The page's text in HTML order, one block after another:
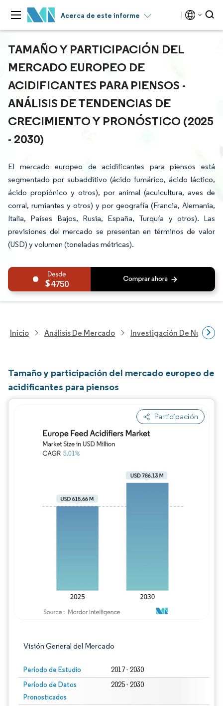
Acerca de este informe
TAMAÑO Y PARTICIPACIÓN DEL
MERCADO EUROPEO DE
ACIDIFICANTES PARA PIENSOS -
ANÁLISIS DE TENDENCIAS DE
CRECIMIENTO Y PRONÓSTICO (2025
- 2030)
El mercado europeo de acidificantes para piensos está
segmentado por subadditivo (ácido fumárico, ácido láctico,
ácido propiónico y otros), por animal (acuicultura, aves de
corral, rumiantes y otros) y por geografía (Francia, Alemania,
Italia, Países Bajos, Rusia, España, Turquía y otros). Las
previsiones del mercado se presentan en términos de valor
(USD) y volumen (toneladas métricas).
4750
Inicio Análisis De Mercado Investigación De
Tamaño y participación del mercado europeo de
acidificantes para piensos
Participación
Visión General del Mercado
Período de Estudio 2017 - 2030
Período de Datos
Pronosticados
2025 - 2030